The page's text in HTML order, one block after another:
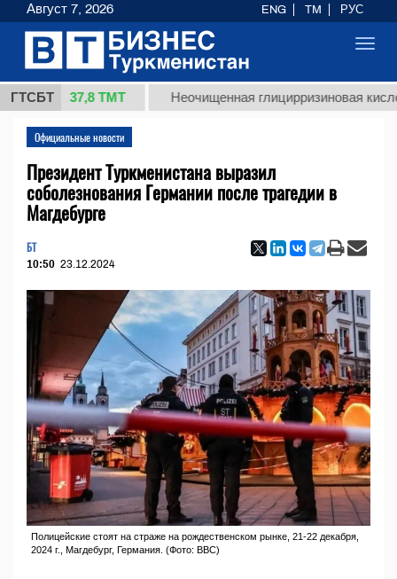
ГТСБТ
37,8 ТМТ Неочищенная глицирризиновая кислота
Официальные новости
Президент Туркменистана выразил
соболезнования Германии после трагедии в
Магдебурге
БТ
10:50 23.12.2024
Полицейские стоят на страже на рождественском рынке, 21-22 декабря,
2024 г., Магдебург, Германия. (Фото: ВВС)
Август 7, 2026 ENG TM РУС